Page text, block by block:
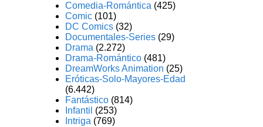
Comedia-Romántica (425)
Comic (101)
DC Comics (32)
Documentales-Series (29)
Drama (2.272)
Drama-Romántico (481)
DreamWorks Animation (25)
Eróticas-Solo-Mayores-Edad
(6.442)
Fantástico (814)
Infantil (253)
Intriga (769)